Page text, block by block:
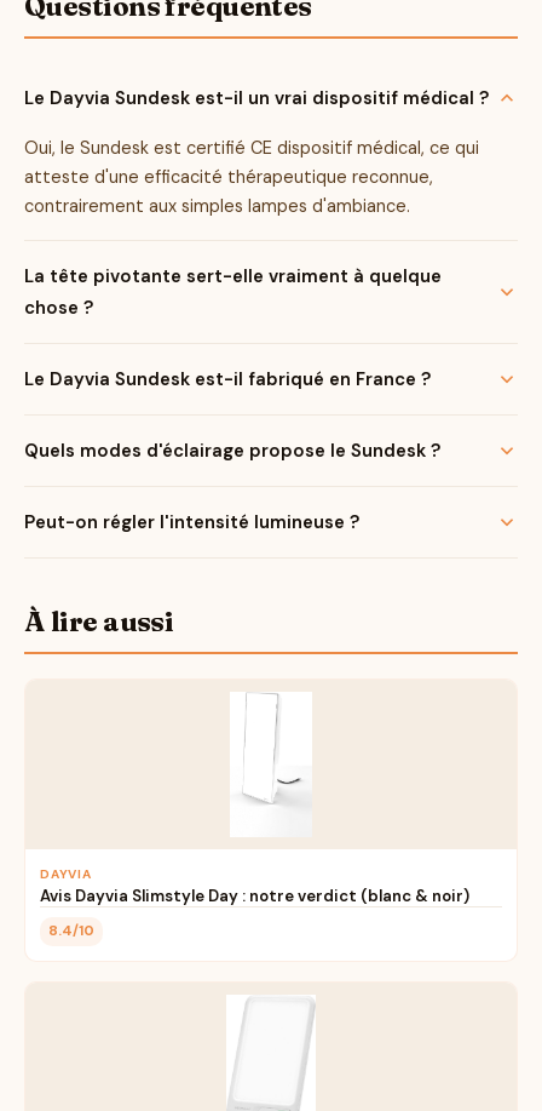
en télétravail ou en bureau qui veulent
sensibles à la baisse de forme automne-hiver
cherchant un appareil sérieux et durable.
Le Dayvia Sundesk est-il un vrai dispositif médical ?
Oui, le Sundesk est certifié CE dispositif médical, ce qui
atteste d'une efficacité thérapeutique reconnue,
contrairement aux simples lampes d'ambiance.
La tête pivotante sert-elle vraiment à quelque
chose ?
Le Dayvia Sundesk est-il fabriqué en France ?
Quels modes d'éclairage propose le Sundesk ?
Peut-on régler l'intensité lumineuse ?
À lire aussi
DAYVIA
Avis Dayvia Slimstyle Day : notre verdict (blanc & noir)
8.4/10